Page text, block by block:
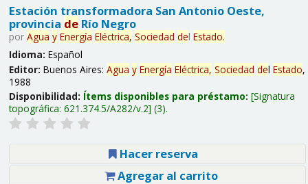
Estación transformadora San Antonio Oeste,
provincia deRío Negro
por Agua y Energía Eléctrica, Sociedad del Estado.
Idioma: Español
Editor: Buenos Aires: Agua y Energía Eléctrica, Sociedad del Estado,
1988
Disponibilidad: Ítems disponibles para préstamo: Signatura
topográfica: 621.374.5/A282/v.2 (3).
Hacer reserva
Agregar al carrito